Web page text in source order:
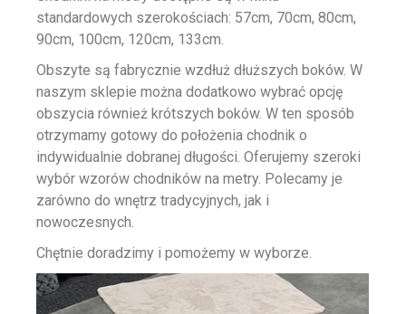
standardowych szerokościach: 57cm, 70cm, 80cm,
90cm, 100cm, 120cm, 133cm.
Obszyte są fabrycznie wzdłuż dłuższych boków. W
naszym sklepie można dodatkowo wybrać opcję
obszycia również krótszych boków. W ten sposób
otrzymamy gotowy do położenia chodnik o
indywidualnie dobranej długości. Oferujemy szeroki
wybór wzorów chodników na metry. Polecamy je
zarówno do wnętrz tradycyjnych, jak i
nowoczesnych.
Chętnie doradzimy i pomożemy w wyborze.